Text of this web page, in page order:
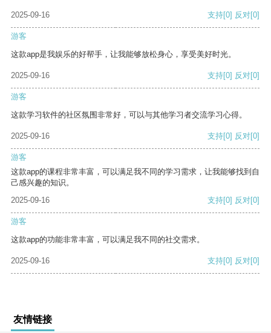
2025-09-16 支持[0] 反对[0]
游客
这款app是我娱乐的好帮手，让我能够放松身心，享受美好时光。
2025-09-16 支持[0] 反对[0]
游客
这款学习软件的社区氛围非常好，可以与其他学习者交流学习心得。
2025-09-16 支持[0] 反对[0]
游客
这款app的课程非常丰富，可以满足我不同的学习需求，让我能够找到自
己感兴趣的知识。
2025-09-16
支持[0] 反对[0]
游客
这款app的功能非常丰富，可以满足我不同的社交需求。
2025-09-16 支持[0] 反对[0]
友情链接